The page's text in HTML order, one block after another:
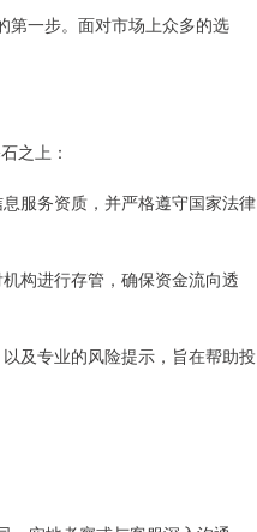
第一步。面对市场上众多的选
之上：
服务资质，并严格遵守国家法律
构进行存管，确保资金流向透
及专业的风险提示，旨在帮助投